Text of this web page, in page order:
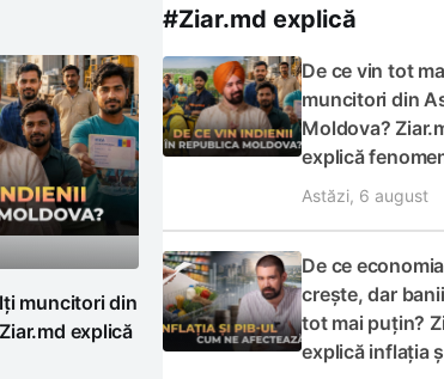
muncitori din
explică
#Ziar.md explică
De ce vin tot
muncitori din
Moldova?
explică
Astăzi, 6 august
De ce economia
crește, dar
tot mai puțin?
explică inflația